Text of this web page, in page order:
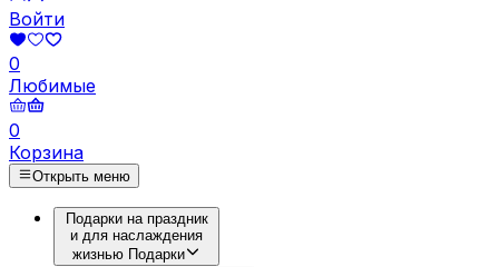
Войти
0
Любимые
0
Корзина
Открыть меню
Подарки на праздник
и для наслаждения
жизнью Подарки